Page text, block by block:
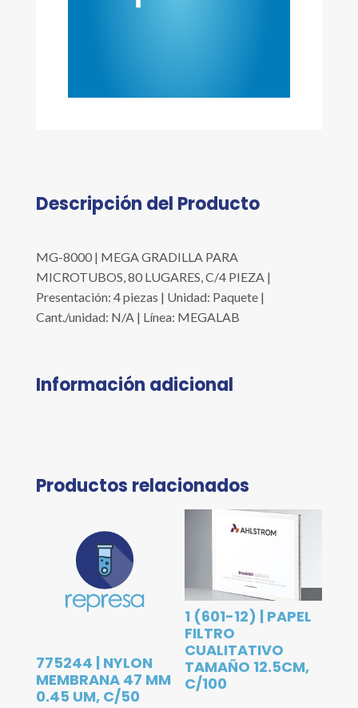
Descripción del Producto
MG-8000 | MEGA GRADILLA PARA
MICROTUBOS, 80 LUGARES, C/4 PIEZA |
Presentación: 4 piezas | Unidad: Paquete |
Cant./unidad: N/A | Línea: MEGALAB
Información adicional
Productos relacionados
775244 | NYLON
MEMBRANA 47 MM
0.45 UM, C/50
1 (601-12) | PAPEL
FILTRO
CUALITATIVO
TAMAÑO 12.5CM,
C/100